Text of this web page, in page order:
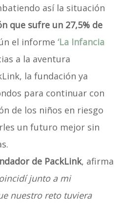
así la situación
que sufre un 27,5% de
el informe ‘La Infancia
a la aventura
la fundación ya
para continuar con
de los niños en riesgo
un futuro mejor sin
de PackLink, afirma
junto a mi
nuestro reto tuviera